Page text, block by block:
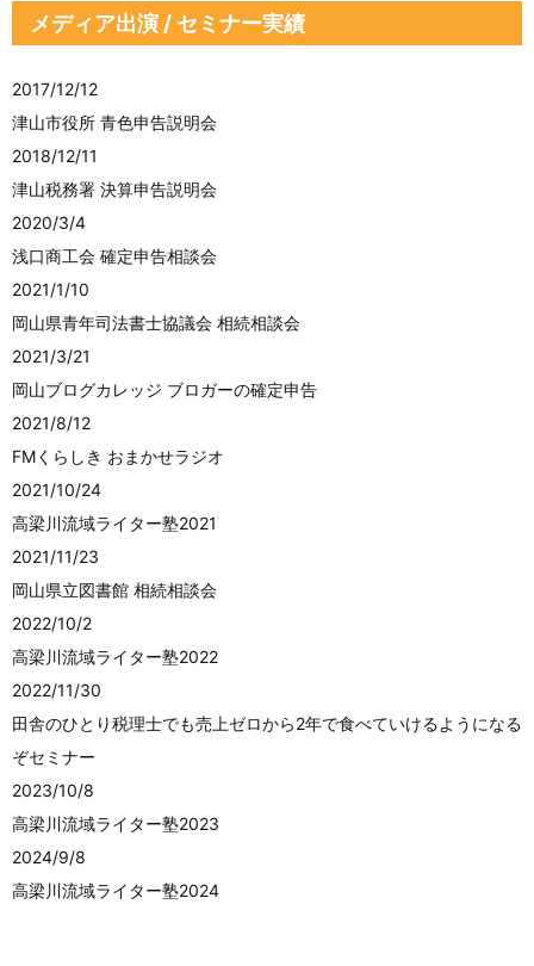
メディア出演 / セミナー実績
2017/12/12
津山市役所 青色申告説明会
2018/12/11
津山税務署 決算申告説明会
2020/3/4
浅口商工会 確定申告相談会
2021/1/10
岡山県青年司法書士協議会 相続相談会
2021/3/21
岡山ブログカレッジ ブロガーの確定申告
2021/8/12
FMくらしき おまかせラジオ
2021/10/24
高梁川流域ライター塾2021
2021/11/23
岡山県立図書館 相続相談会
2022/10/2
高梁川流域ライター塾2022
2022/11/30
田舎のひとり税理士でも売上ゼロから2年で食べていけるようになる
ぞセミナー
2023/10/8
高梁川流域ライター塾2023
2024/9/8
高梁川流域ライター塾2024